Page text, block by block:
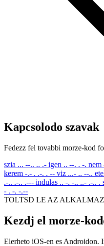
Kapcsolodo szavak
Fedezz fel tovabbi morze-kod
szia ... --.. .. .- igen .. --. . -. nem
kerem -.- . .-. . -- viz ...- .. --..
.-.. .-.. .--- indulas .. -. -.. ..- .-.. .
- . -. -.--
TOLTSD LE AZ
Kezdj el morze-
Elerheto iOS-en es Androidon.